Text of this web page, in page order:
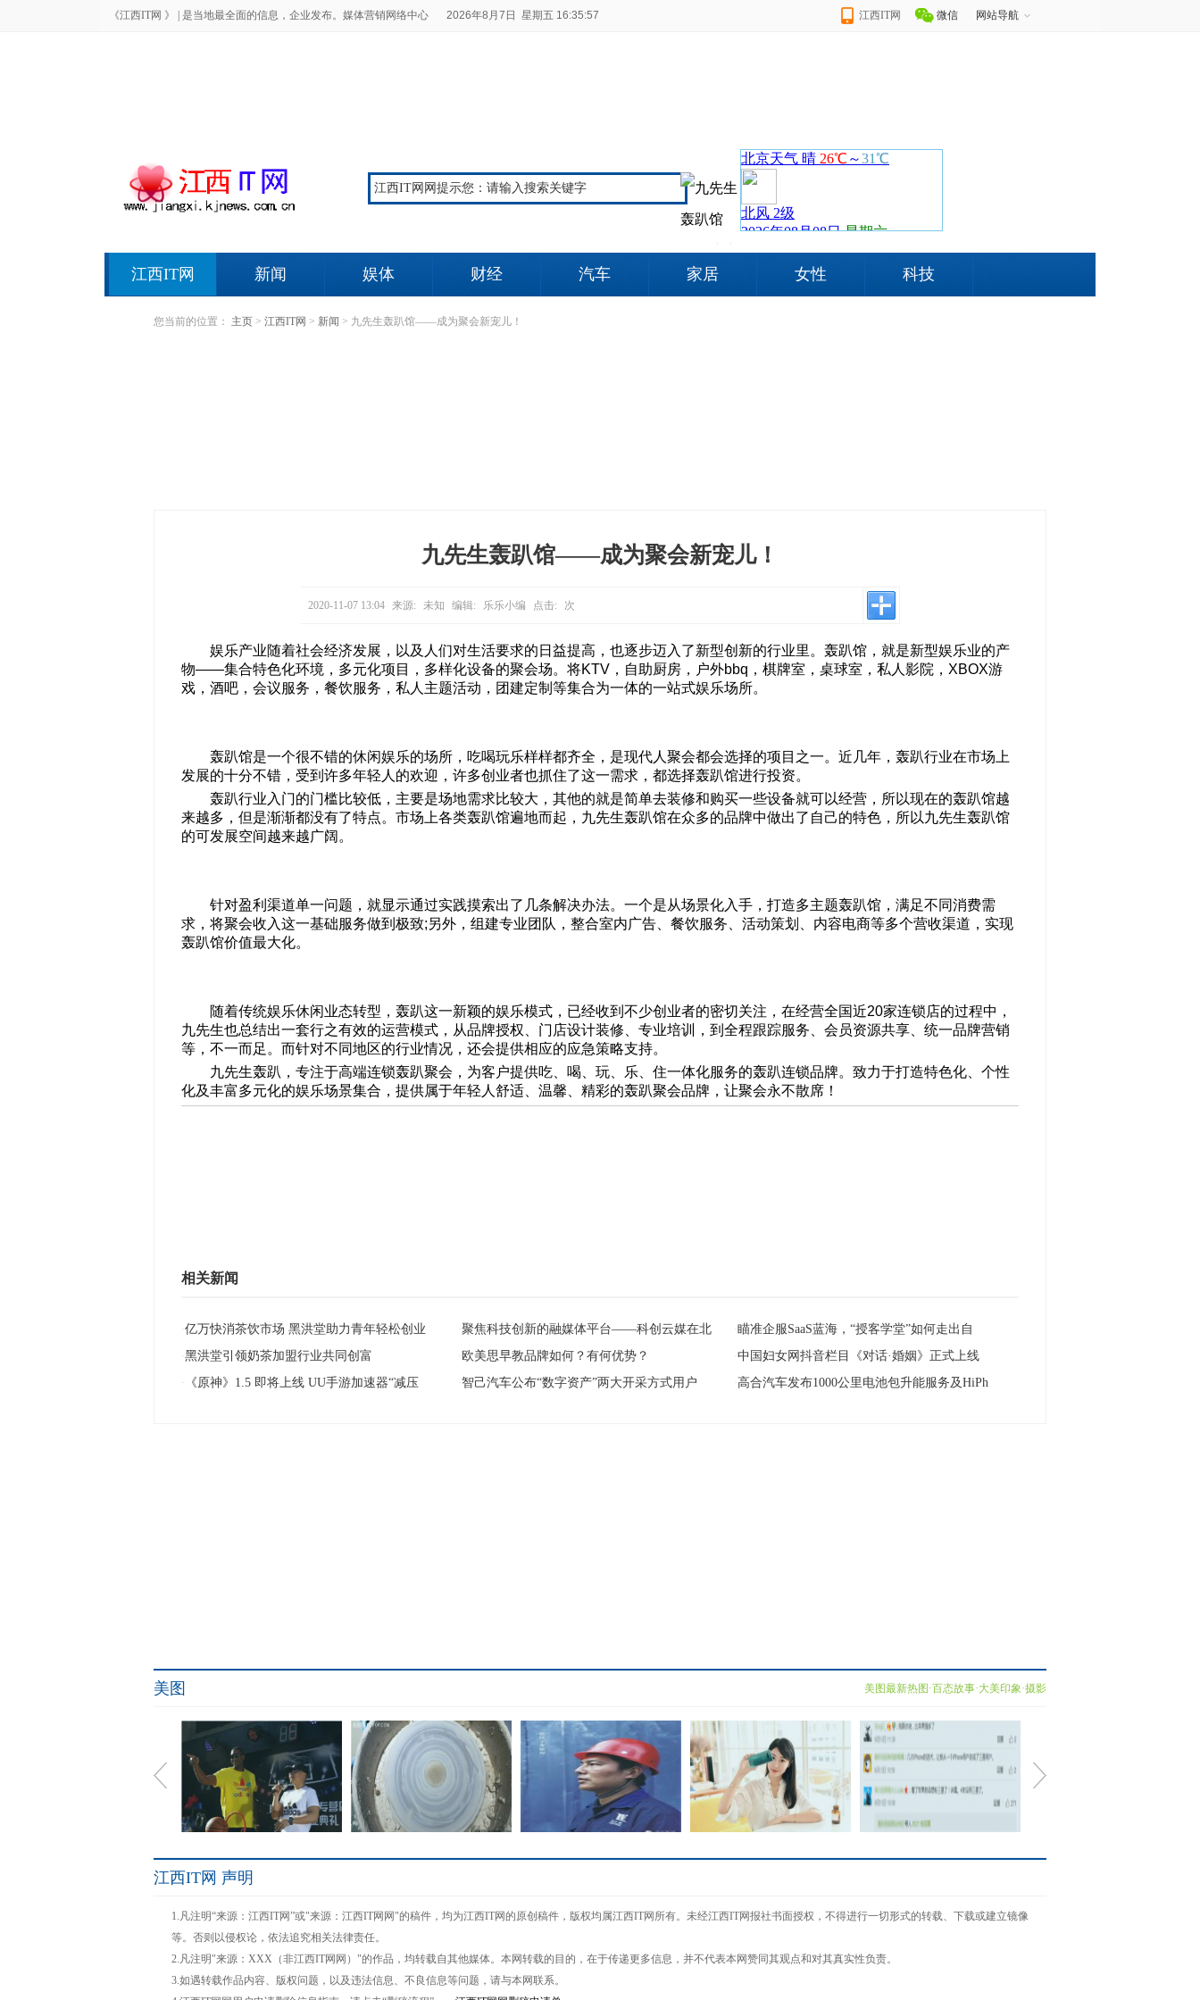
《江西IT网 》 | 是当地最全面的信息，企业发布。媒体营销网络中心 2026年8月7日 星期五 16:35:57 江西IT网 微信 网站导航
江西IT网 新闻 娱体 财经 汽车 家居 女性 科技
您当前的位置： 主页 > 江西IT网 > 新闻 > 九先生轰趴馆——成为聚会新宠儿！
九先生轰趴馆——成为聚会新宠儿！
2020-11-07 13:04 来源: 未知 编辑: 乐乐小编 点击: 次
娱乐产业随着社会经济发展，以及人们对生活要求的日益提高，也逐步迈入了新型创新的行业里。轰趴馆，就是新型娱乐业的产
物——集合特色化环境，多元化项目，多样化设备的聚会场。将KTV，自助厨房，户外bbq，棋牌室，桌球室，私人影院，XBOX游
戏，酒吧，会议服务，餐饮服务，私人主题活动，团建定制等集合为一体的一站式娱乐场所。
轰趴馆是一个很不错的休闲娱乐的场所，吃喝玩乐样样都齐全，是现代人聚会都会选择的项目之一。近几年，轰趴行业在市场上
发展的十分不错，受到许多年轻人的欢迎，许多创业者也抓住了这一需求，都选择轰趴馆进行投资。
轰趴行业入门的门槛比较低，主要是场地需求比较大，其他的就是简单去装修和购买一些设备就可以经营，所以现在的轰趴馆越
来越多，但是渐渐都没有了特点。市场上各类轰趴馆遍地而起，九先生轰趴馆在众多的品牌中做出了自己的特色，所以九先生轰趴馆
的可发展空间越来越广阔。
针对盈利渠道单一问题，就显示通过实践摸索出了几条解决办法。一个是从场景化入手，打造多主题轰趴馆，满足不同消费需
求，将聚会收入这一基础服务做到极致;另外，组建专业团队，整合室内广告、餐饮服务、活动策划、内容电商等多个营收渠道，实现
轰趴馆价值最大化。
随着传统娱乐休闲业态转型，轰趴这一新颖的娱乐模式，已经收到不少创业者的密切关注，在经营全国近20家连锁店的过程中，
九先生也总结出一套行之有效的运营模式，从品牌授权、门店设计装修、专业培训，到全程跟踪服务、会员资源共享、统一品牌营销
等，不一而足。而针对不同地区的行业情况，还会提供相应的应急策略支持。
九先生轰趴，专注于高端连锁轰趴聚会，为客户提供吃、喝、玩、乐、住一体化服务的轰趴连锁品牌。致力于打造特色化、个性
化及丰富多元化的娱乐场景集合，提供属于年轻人舒适、温馨、精彩的轰趴聚会品牌，让聚会永不散席！
相关新闻
·亿万快消茶饮市场 黑洪堂助力青年轻松创业 ·聚焦科技创新的融媒体平台——科创云媒在北 ·瞄准企服SaaS蓝海，“授客学堂”如何走出自
·黑洪堂引领奶茶加盟行业共同创富 · 欧美思早教品牌如何？有何优势？ ·中国妇女网抖音栏目《对话·婚姻》正式上线
· 《原神》1.5 即将上线 UU手游加速器“减压 ·智己汽车公布“数字资产”两大开采方式用户 ·高合汽车发布1000公里电池包升能服务及HiPh
美图 美图最新热图·百态故事·大美印象·摄影
幕,引
之光华》
＂江
智能手机
心亮点
江西IT网 声明
1.凡注明“来源：江西IT网”或"来源：江西IT网网"的稿件，均为江西IT网的原创稿件，版权均属江西IT网所有。未经江西IT网报社书面授权，不得进行一切形式的转载、下载或建立镜像
等。否则以侵权论，依法追究相关法律责任。
2.凡注明"来源：XXX（非江西IT网网）"的作品，均转载自其他媒体。本网转载的目的，在于传递更多信息，并不代表本网赞同其观点和对其真实性负责。
3.如遇转载作品内容、版权问题，以及违法信息、不良信息等问题，请与本网联系。